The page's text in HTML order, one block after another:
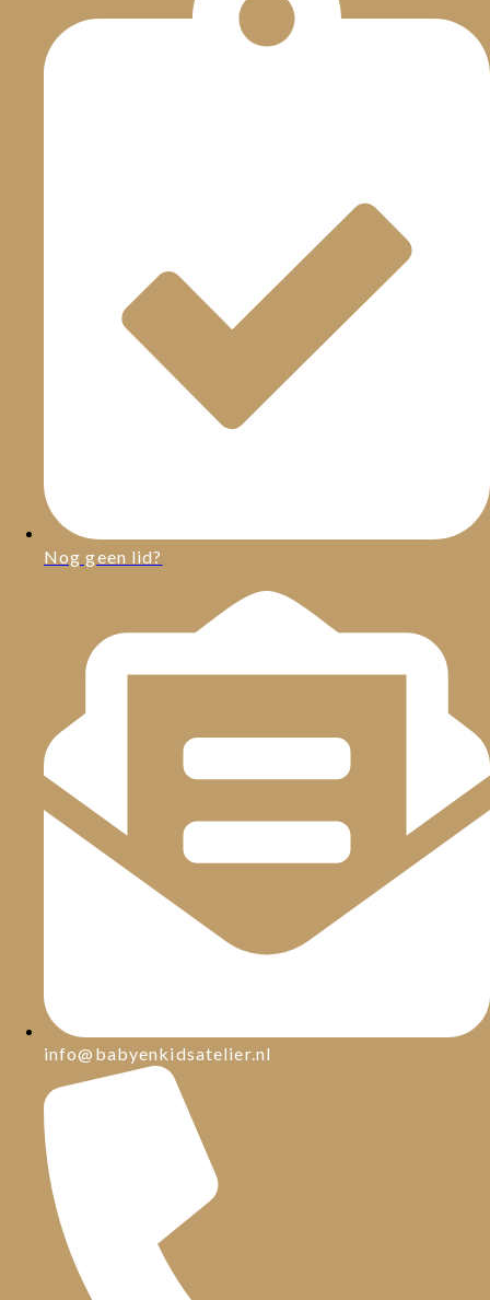
Nog geen lid?
info@babyenkidsatelier.nl